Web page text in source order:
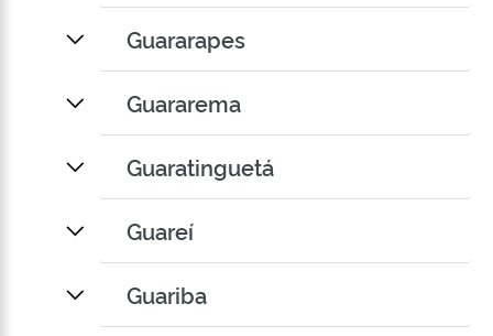
Guararapes
Guararema
Guaratinguetá
Guareí
Guariba